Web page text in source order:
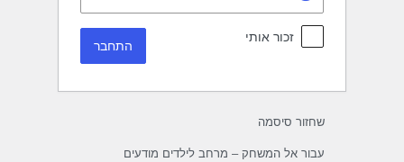
זכור אותי
שחזור סיסמה
עבור אל המשחק – מרחב לילדים מודעים